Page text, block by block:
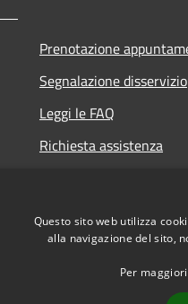
Prenotazione
Segnalazione disservizio
Leggi le FAQ
Richiesta assistenza
Questo sito web utilizza
alla navigazione del sito,
Per